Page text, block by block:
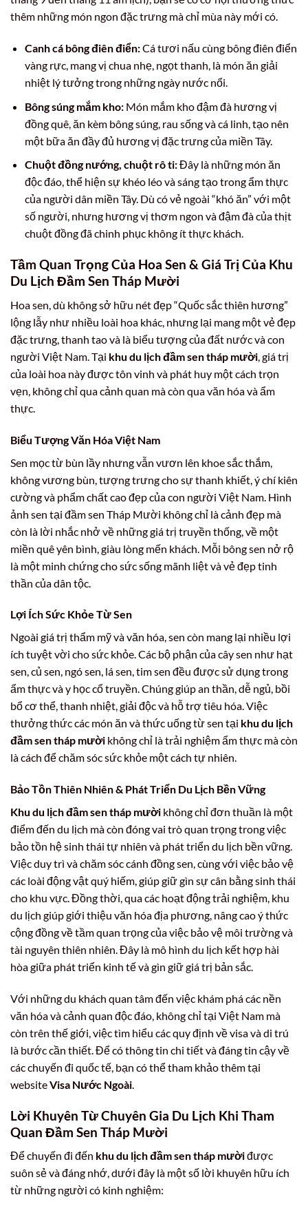
thêm những món ngon đặc trưng mà chỉ mùa này mới có.
Canh cá bông điên điển:Cá tươi nấu cùng bông điên điển
vàng rực, mang vị chua nhẹ, ngọt thanh, là món ăn giải
nhiệt lý tưởng trong những ngày nước nổi.
Bông súng mắm kho:Món mắm kho đậm đà hương vị
đồng quê, ăn kèm bông súng, rau sống và cá linh, tạo nên
một bữa ăn đầy đủ hương vị đặc trưng của miền Tây.
Chuột đồng nướng, chuột rô ti:Đây là những món ăn
độc đáo, thể hiện sự khéo léo và sáng tạo trong ẩm thực
của người dân miền Tây. Dù có vẻ ngoài “khó ăn” với một
số người, nhưng hương vị thơm ngon và đậm đà của thịt
chuột đồng đã chinh phục không ít thực khách.
Tầm Quan Trọng Của Hoa Sen & Giá Trị Của Khu
Du Lịch Đầm Sen Tháp Mười
Hoa sen, dù không sở hữu nét đẹp “Quốc sắc thiên hương”
lộng lẫy như nhiều loài hoa khác, nhưng lại mang một vẻ đẹp
đặc trưng, thanh tao và là biểu tượng của đất nước và con
người Việt Nam. Tại khu du lịch đầm sen tháp mười , giá trị
của loài hoa này được tôn vinh và phát huy một cách trọn
vẹn, không chỉ qua cảnh quan mà còn qua văn hóa và ẩm
thực.
Biểu Tượng Văn Hóa Việt Nam
Sen mọc từ bùn lầy nhưng vẫn vươn lên khoe sắc thắm,
không vương bùn, tượng trưng cho sự thanh khiết, ý chí kiên
cường và phẩm chất cao đẹp của con người Việt Nam. Hình
ảnh sen tại đầm sen Tháp Mười không chỉ là cảnh đẹp mà
còn là lời nhắc nhở về những giá trị truyền thống, về một
miền quê yên bình, giàu lòng mến khách. Mỗi bông sen nở rộ
là một minh chứng cho sức sống mãnh liệt và vẻ đẹp tinh
thần của dân tộc.
Lợi Ích Sức Khỏe Từ Sen
Ngoài giá trị thẩm mỹ và văn hóa, sen còn mang lại nhiều lợi
ích tuyệt vời cho sức khỏe. Các bộ phận của cây sen như hạt
sen, củ sen, ngó sen, lá sen, tim sen đều được sử dụng trong
ẩm thực và y học cổ truyền. Chúng giúp an thần, dễ ngủ, bồi
bổ cơ thể, thanh nhiệt, giải độc và hỗ trợ tiêu hóa. Việc
thưởng thức các món ăn và thức uống từ sen tại khu du lịch
đầm sen tháp mười không chỉ là trải nghiệm ẩm thực mà còn
là cách để chăm sóc sức khỏe một cách tự nhiên.
Bảo Tồn Thiên Nhiên & Phát Triển Du Lịch Bền Vững
Khu du lịch đầm sen tháp mười không chỉ đơn thuần là một
điểm đến du lịch mà còn đóng vai trò quan trọng trong việc
bảo tồn hệ sinh thái tự nhiên và phát triển du lịch bền vững.
Việc duy trì và chăm sóc cánh đồng sen, cùng với việc bảo vệ
các loài động vật quý hiếm, giúp giữ gìn sự cân bằng sinh thái
cho khu vực. Đồng thời, qua các hoạt động trải nghiệm, khu
du lịch giúp giới thiệu văn hóa địa phương, nâng cao ý thức
cộng đồng về tầm quan trọng của việc bảo vệ môi trường và
tài nguyên thiên nhiên. Đây là mô hình du lịch kết hợp hài
hòa giữa phát triển kinh tế và gìn giữ giá trị bản sắc.
Với những du khách quan tâm đến việc khám phá các nền
văn hóa và cảnh quan độc đáo, không chỉ tại Việt Nam mà
còn trên thế giới, việc tìm hiểu các quy định về visa và di trú
là bước cần thiết. Để có thông tin chi tiết và đáng tin cậy về
các chuyến đi quốc tế, bạn có thể tham khảo thêm tại
websiteVisa Nước Ngoài.
Lời Khuyên Từ Chuyên Gia Du Lịch Khi Tham
Quan Đầm Sen Tháp Mười
Để chuyến đi đến khu du lịch đầm sen tháp mườiđược
suôn sẻ và đáng nhớ, dưới đây là một số lời khuyên hữu ích
từ những người có kinh nghiệm: